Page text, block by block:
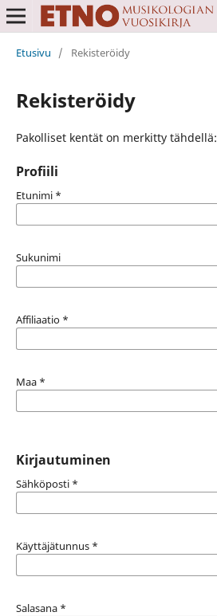
Etusivu / Rekisteröidy
Rekisteröidy
Pakolliset kentät on merkitty tähdellä:
Profiili
Etunimi *
Sukunimi
Affiliaatio *
Maa *
Kirjautuminen
Sähköposti *
Käyttäjätunnus *
Salasana *